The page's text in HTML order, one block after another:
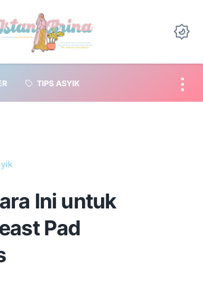
TIPS ASYIK
Ini untuk
Pad